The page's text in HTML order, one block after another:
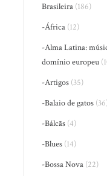
Brasileira (186)
-África (12)
-Alma Latina:
domínio europeu
-Artigos (35)
-Balaio de gatos
-Bálcãs (4)
-Blues (14)
-Bossa Nova (22)